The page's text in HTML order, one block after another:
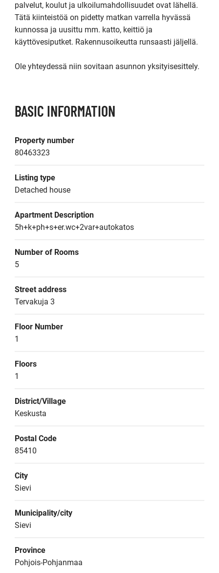
palvelut, koulut ja ulkoilumahdollisuudet ovat lähellä.
Tätä kiinteistöä on pidetty matkan varrella hyvässä
kunnossa ja uusittu mm. katto, keittiö ja
käyttövesiputket. Rakennusoikeutta runsaasti jäljellä.
Ole yhteydessä niin sovitaan asunnon yksityisesittely.
BASIC INFORMATION
Property number
80463323
Listing type
Detached house
Apartment Description
5h+k+ph+s+er.wc+2var+autokatos
Number of Rooms
5
Street address
Tervakuja 3
Floor Number
1
Floors
1
District/Village
Keskusta
Postal Code
85410
City
Sievi
Municipality/city
Sievi
Province
Pohjois-Pohjanmaa